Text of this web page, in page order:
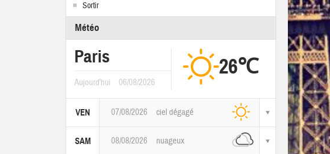
Sortir
Météo
Paris
Aujourd'hui 06/08/2026
26℃
VEN 07/08/2026 ciel dégagé
SAM 08/08/2026 nuageux